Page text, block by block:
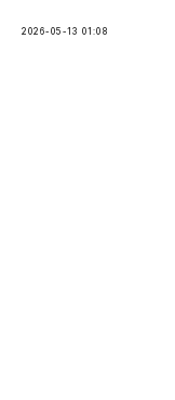
2026-05-13 01:08